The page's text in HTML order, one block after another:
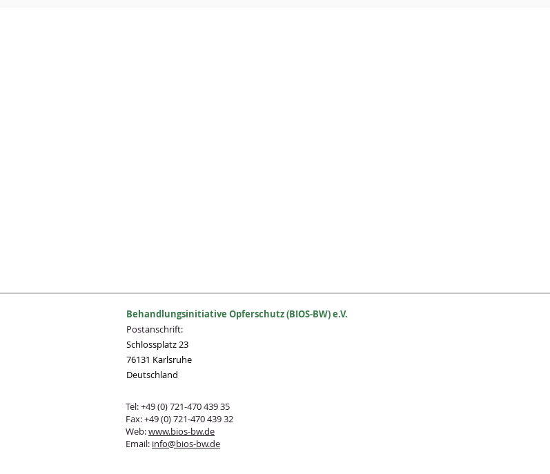
Behandlungsinitiative Opferschutz (BIOS-BW) e.V.
Postanschrift:
Schlossplatz 23
76131 Karlsruhe
Deutschland
Tel: +49 (0) 721-470 439 35
Fax: +49 (0) 721-470 439 32
Web:www.bios-bw.de
Email: info@bios-bw.de